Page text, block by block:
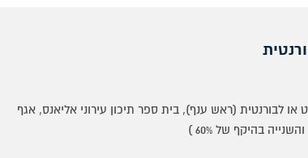
Practical Engineer /Technician in
Experience in communication standards analysis and
לבורנטית (ראש ענף), בית ספר תיכון עירוני אליאנס, אגף